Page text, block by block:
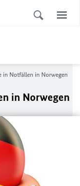
in Notfällen in Norwegen
in Norwegen